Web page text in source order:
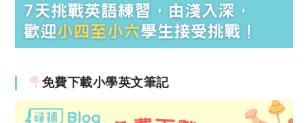
免費下載小學英文筆記